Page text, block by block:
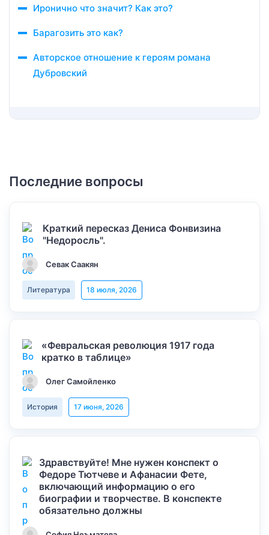
Иронично что значит? Как это?
Барагозить это как?
Авторское отношение к героям романа
Дубровский
Последние вопросы
Краткий пересказ Дениса Фонвизина
"Недоросль".
Севак Саакян
Литература 18 июля, 2026
«Февральская революция 1917 года
кратко в таблице»
Олег Самойленко
История 17 июня, 2026
Здравствуйте! Мне нужен конспект о
Федоре Тютчеве и Афанасии Фете,
включающий информацию о его
биографии и творчестве. В конспекте
обязательно должны